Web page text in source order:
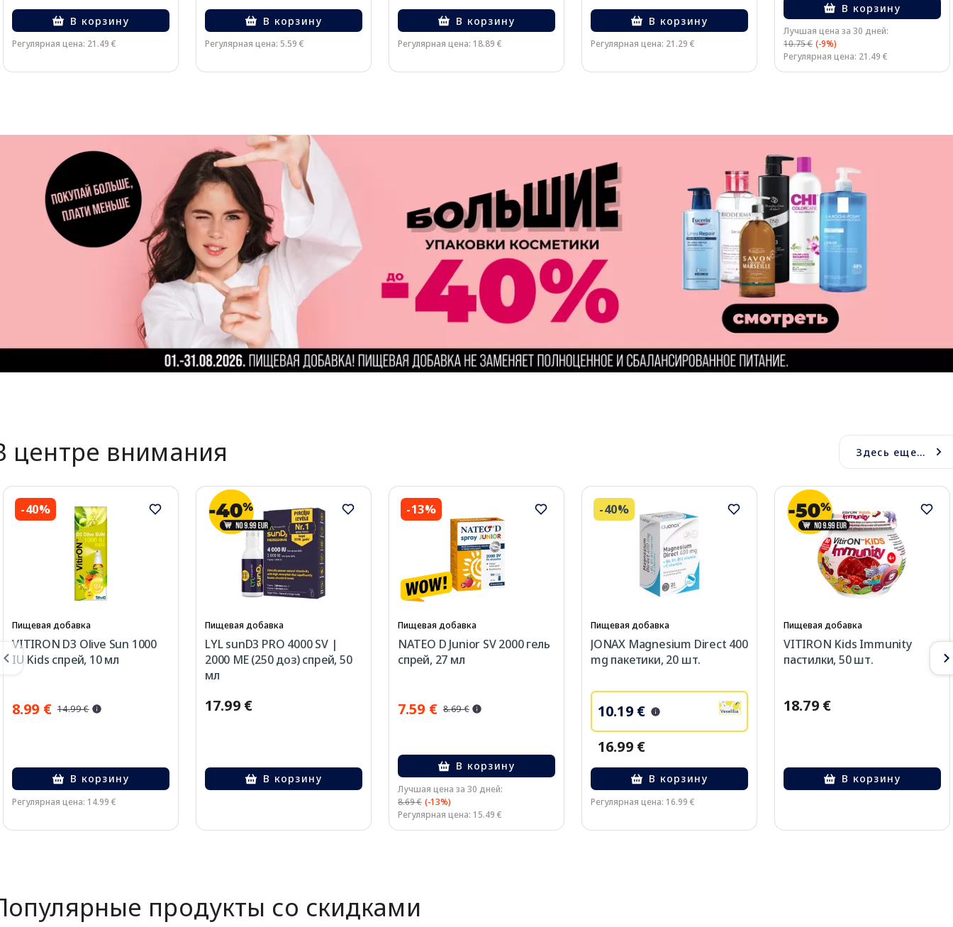
В корзину
Регулярная цена: 21.49 €
В корзину
Регулярная цена: 5.59 €
В корзину
Регулярная цена: 18.89 €
В корзину
Регулярная цена: 21.29 €
В корзину
Лучшая цена за 30 дней:
10.75 € (-9%)
Регулярная цена: 21.49 €
центре внимания Здесь еще...
-40%
Пищевая добавка
VITIRON D3 Olive Sun 1000
IU Kids спрей, 10 мл
8.99 € 14.99 €
В корзину
Регулярная цена: 14.99 €
Пищевая добавка
LYL sunD3 PRO 4000 SV |
2000 МЕ (250 доз) спрей, 50
мл
17.99 €
В корзину
-13%
Пищевая добавка
NATEO D Junior SV 2000 гель
спрей, 27 мл
7.59 € 8.69 €
В корзину
Лучшая цена за 30 дней:
8.69 € (-13%)
Регулярная цена: 15.49 €
-40%
Пищевая добавка
JONAX Magnesium Direct 400
mg пакетики, 20 шт.
10.19 €
16.99 €
В корзину
Регулярная цена: 16.99 €
Пищевая добавка
VITIRON Kids Immunity
пастилки, 50 шт.
18.79 €
В корзину
продукты со скидками